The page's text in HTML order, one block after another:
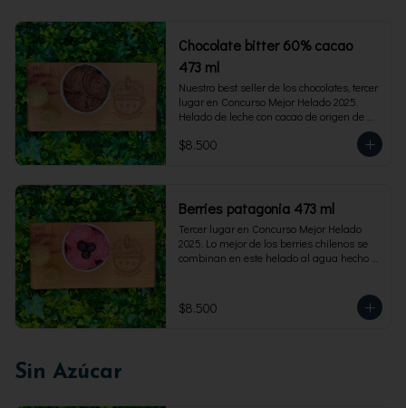
Chocolate bitter 60% cacao
473 ml
Nuestro best seller de los chocolates, tercer
lugar en Concurso Mejor Helado 2025.
Helado de leche con cacao de origen de
intensidad al 60%. Envase familiar 473 ml,
rinde 4  porciones.
$8.500
Berries patagonia 473 ml
Tercer lugar en Concurso Mejor Helado
2025. Lo mejor de los berries chilenos se
combinan en este helado al agua hecho
473 ml. Rinde 4 porciones.
$8.500
Sin Azúcar